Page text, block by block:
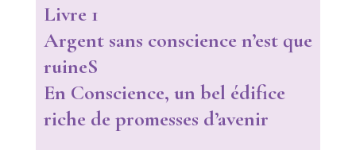
Livre 1
Argent sans conscience n’est que
ruineS
En Conscience, un bel édifice
riche de promesses d’avenir